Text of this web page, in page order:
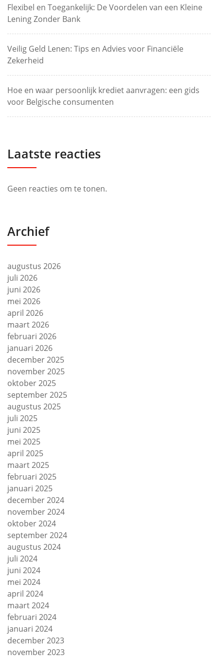
Flexibel en Toegankelijk: De Voordelen van een Kleine
Lening Zonder Bank
Veilig Geld Lenen: Tips en Advies voor Financiële
Zekerheid
Hoe en waar persoonlijk krediet aanvragen: een gids
voor Belgische consumenten
Laatste reacties
Geen reacties om te tonen.
Archief
augustus 2026
juli 2026
juni 2026
mei 2026
april 2026
maart 2026
februari 2026
januari 2026
december 2025
november 2025
oktober 2025
september 2025
augustus 2025
juli 2025
juni 2025
mei 2025
april 2025
maart 2025
februari 2025
januari 2025
december 2024
november 2024
oktober 2024
september 2024
augustus 2024
juli 2024
juni 2024
mei 2024
april 2024
maart 2024
februari 2024
januari 2024
december 2023
november 2023